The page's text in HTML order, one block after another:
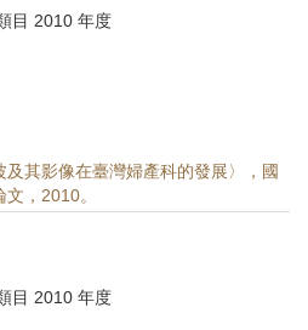
目 2010 年度
及其影像在臺灣婦產科的發展〉，國
，2010。
目 2010 年度